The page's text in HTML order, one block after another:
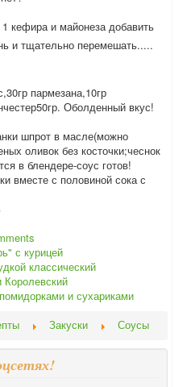
1 кефира и майонеза добавить
и тщательно перемешать.....
пармезана,10гр
Оболденный вкус!
шпрот в масле(можно
оливок без косточки;чеснок
в блендере-соус готов!
вместе с половиной сока с
с курицей
классический
Королевский
и сухариками
Закуски Соусы